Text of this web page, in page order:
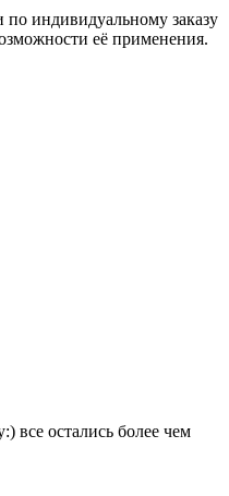
индивидуальному заказу
её применения.
все остались более чем